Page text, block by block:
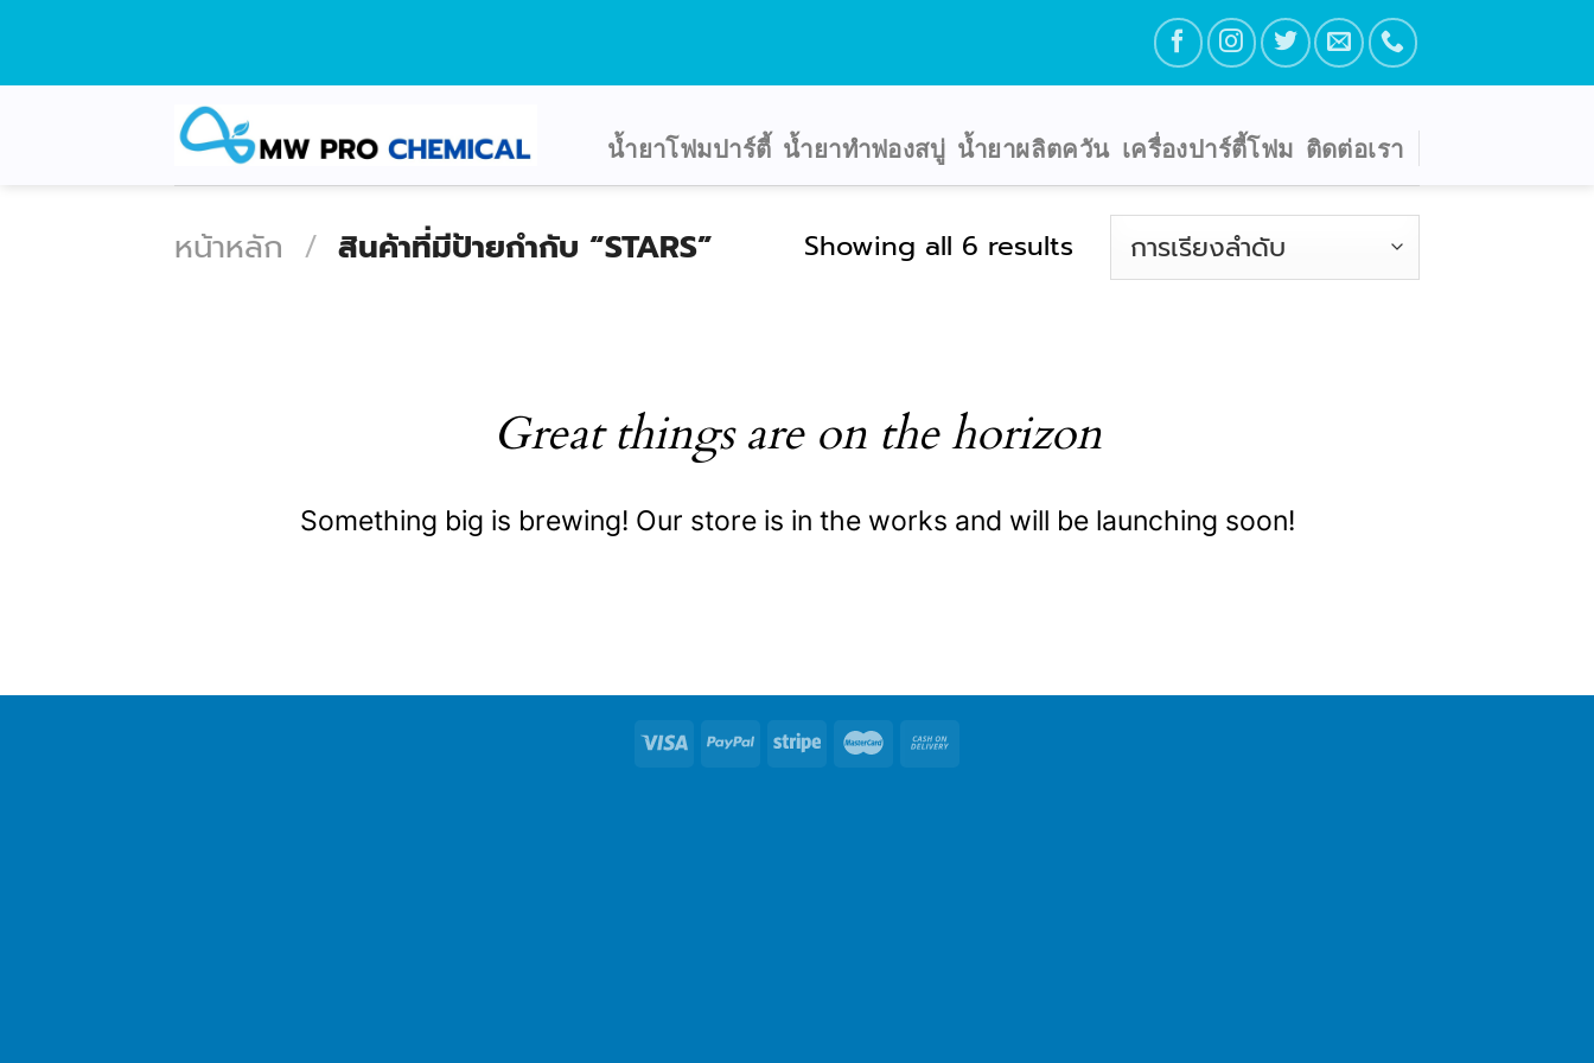
น้ำยาโฟมปาร์ตี้ น้ำยาทำฟองสบู่ น้ำยาผลิตควัน เครื่องปาร์ตี้โฟม ติดต่อเรา
หน้าหลัก / สินค้าที่มีป้ายกำกับ “STARS” Showing all 6 results
Great things are on the horizon
Something big is brewing! Our store is in the works and will be launching soon!